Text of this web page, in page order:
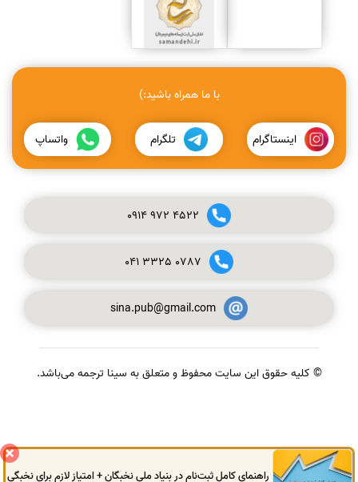
با ما همراه باشید:)
اینستاگرام تلگرام واتساپ
0914972 4522
041 3325 0787
sina.pub@gmail.com
© کلیه حقوق این سایت محفوظ و متعلق به سینا ترجمه می‌باشد.
راهنمای کامل ثبت‌نام در بنیاد ملی نخبگان + امتیاز لازم برای نخبگی
گفتگوی آنلاین